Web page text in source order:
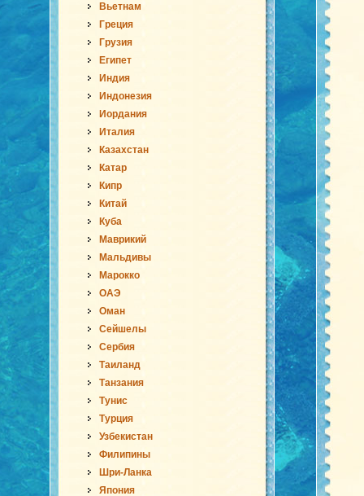
Вьетнам
Греция
Грузия
Египет
Индия
Индонезия
Иордания
Италия
Казахстан
Катар
Кипр
Китай
Куба
Маврикий
Мальдивы
Марокко
ОАЭ
Оман
Сейшелы
Сербия
Таиланд
Танзания
Тунис
Турция
Узбекистан
Филипины
Шри-Ланка
Япония